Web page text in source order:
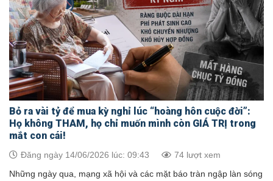
Bỏ ra vài tỷ để mua kỳ nghỉ lúc “hoàng hôn cuộc đời”:
Họ không THAM, họ chỉ muốn mình còn GIÁ TRỊ trong
mắt con cái!
Đăng ngày 14/06/2026 lúc: 09:43 74 lượt xem
Những ngày qua, mạng xã hội và các mặt báo tràn ngập làn sóng